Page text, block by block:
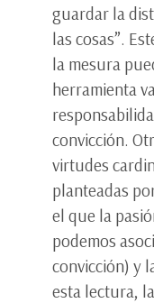
guardar la
las cosas”.
la mesura
herramienta
convicción.
virtudes
planteadas
el que la
podemos
convicción) y
esta lectura,